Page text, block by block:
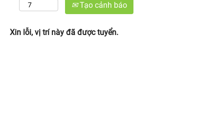
Tạo cảnh báo
Xin lỗi, vị trí này đã được tuyển.